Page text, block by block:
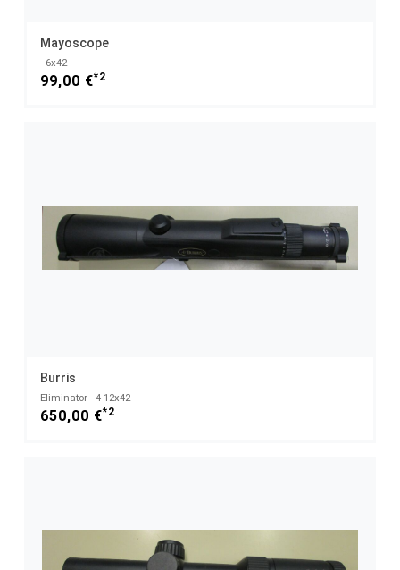
Mayoscope
- 6x42
99,00 €*2
Burris
Eliminator - 4-12x42
650,00 €*2